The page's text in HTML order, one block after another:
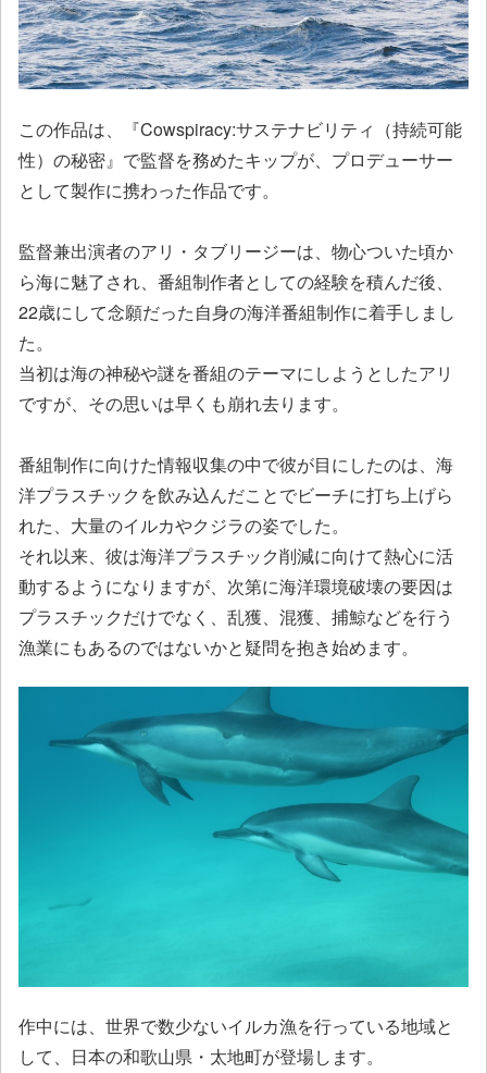
この作品は、『Cowspiracy:サステナビリティ（持続可能
性）の秘密』で監督を務めたキップが、プロデューサー
として製作に携わった作品です。
監督兼出演者のアリ・タブリージーは、物心ついた頃か
ら海に魅了され、番組制作者としての経験を積んだ後、
22歳にして念願だった自身の海洋番組制作に着手しまし
た。
当初は海の神秘や謎を番組のテーマにしようとしたアリ
ですが、その思いは早くも崩れ去ります。
番組制作に向けた情報収集の中で彼が目にしたのは、海
洋プラスチックを飲み込んだことでビーチに打ち上げら
れた、大量のイルカやクジラの姿でした。
それ以来、彼は海洋プラスチック削減に向けて熱心に活
動するようになりますが、次第に海洋環境破壊の要因は
プラスチックだけでなく、乱獲、混獲、捕鯨などを行う
漁業にもあるのではないかと疑問を抱き始めます。
作中には、世界で数少ないイルカ漁を行っている地域と
して、日本の和歌山県・太地町が登場します。